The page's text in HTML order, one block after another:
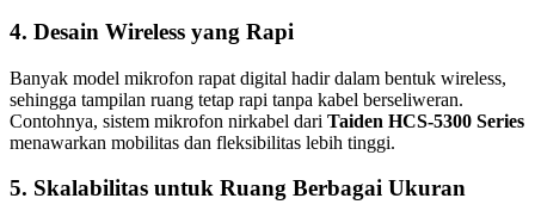
4. Desain Wireless yang Rapi
Banyak model mikrofon rapat digital hadir dalam bentuk wireless,
sehingga tampilan ruang tetap rapi tanpa kabel berseliweran.
Contohnya, sistem mikrofon nirkabel dari Taiden HCS-5300 Series
menawarkan mobilitas dan fleksibilitas lebih tinggi.
5. Skalabilitas untuk Ruang Berbagai Ukuran